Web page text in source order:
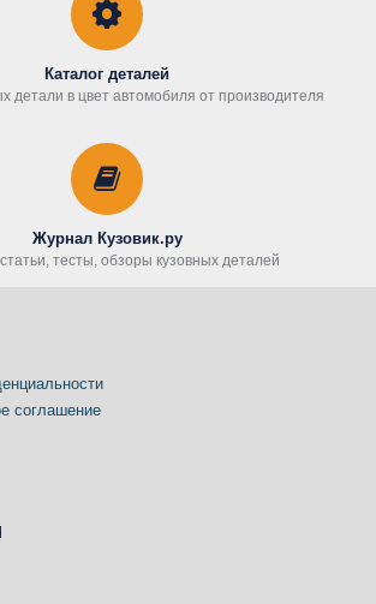
Каталог деталей
детали в цвет автомобиля от производителя
Журнал Кузовик.ру
тесты, обзоры кузовных деталей
соглашение